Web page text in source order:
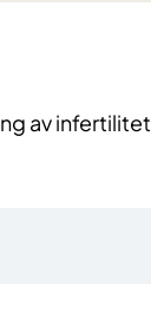
av infertilitet